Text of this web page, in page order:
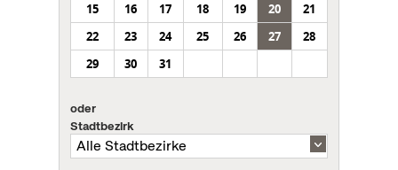
15
16 17 18 19 20
21
22
23 24 25 26 27
28
29
30 31
oder
Stadtbezirk